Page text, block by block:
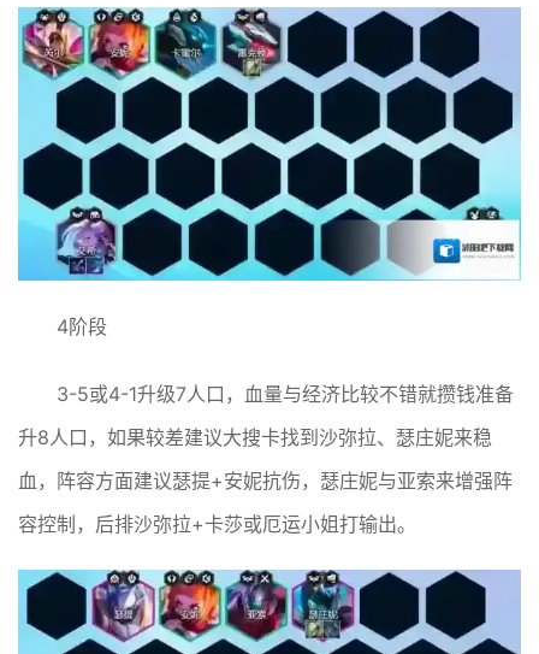
4阶段
3-5或4-1升级7人口，血量与经济比较不错就攒钱准备
升8人口，如果较差建议大搜卡找到沙弥拉、瑟庄妮来稳
血，阵容方面建议瑟提+安妮抗伤，瑟庄妮与亚索来增强阵
容控制，后排沙弥拉+卡莎或厄运小姐打输出。